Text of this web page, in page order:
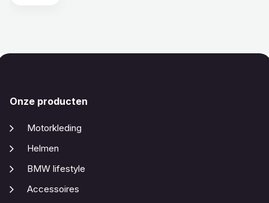
Onze producten
Motorkleding
Helmen
BMW lifestyle
Accessoires